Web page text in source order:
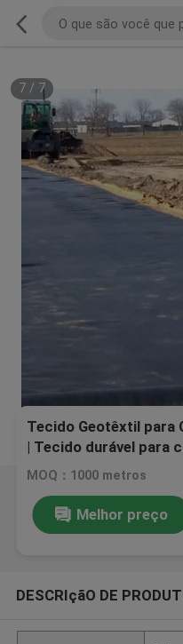
7/ 7
Tecido Geotêxtil para
| Tecido durável para
paisagismo
MOQ：1000 metros
Melhor preço
DESCRIçãO DE